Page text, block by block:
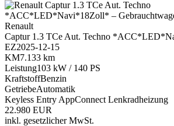
Renault
Captur 1.3 TCe Aut. Techno
EZ2025-12-15
KM7.133 km
Leistung103 kW / 140 PS
KraftstoffBenzin
GetriebeAutomatik
Keyless Entry AppConnect Lenkradheizung
22.980 EUR
inkl. gesetzlicher MwSt.